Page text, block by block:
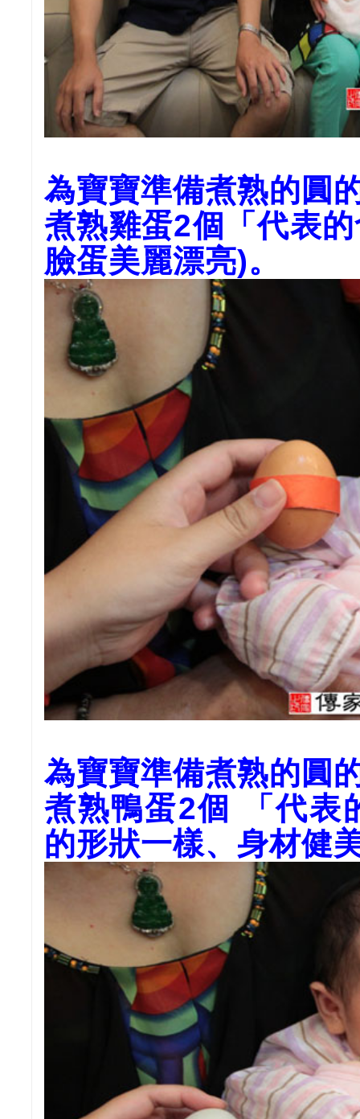
為寶寶準備煮熟的圓
煮熟雞蛋2個「代表
臉蛋美麗漂亮)。
為寶寶準備煮熟的圓
煮熟鴨蛋2個 「代表
的形狀一樣、身材健